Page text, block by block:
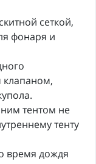
сеткой,
фонаря и
клапаном,
тентом не
тенту
время дождя